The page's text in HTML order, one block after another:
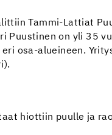
Tammi-Lattiat
Puustinen on yli 35
osa-alueineen.
hiottiin puulle ja